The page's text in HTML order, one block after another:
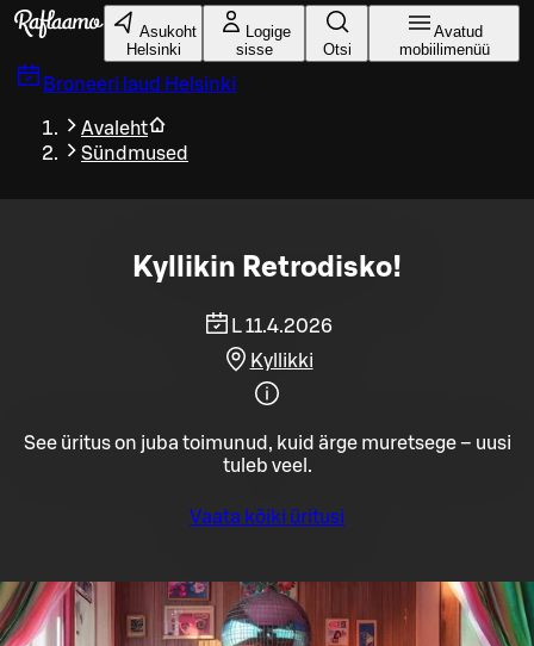
Liigu peamise sisu juurde
Asukoht
Helsinki
Logige
sisse
Otsi
Avatud
mobiilimenüü
Broneeri laud Helsinki
Avaleht
Sündmused
Kyllikin Retrodisko!
L 11.4.2026
Kyllikki
See üritus on juba toimunud, kuid ärge muretsege – uusi
tuleb veel.
Vaata kõiki üritusi